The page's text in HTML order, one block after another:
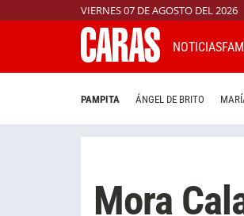
VIERNES 07 DE AGOSTO DEL 2026
NOTICIAS
PAMPITA ÁNGEL DE BRITO
Mora